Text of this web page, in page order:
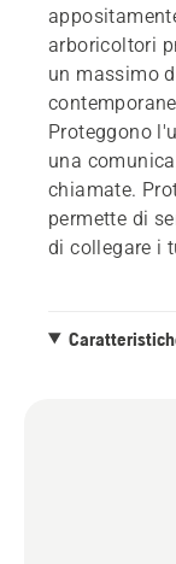
appositamente da Husqvarna per le
arboricoltori
un massimo
Proteggono
una
chiamate.
permette di
di collegare i